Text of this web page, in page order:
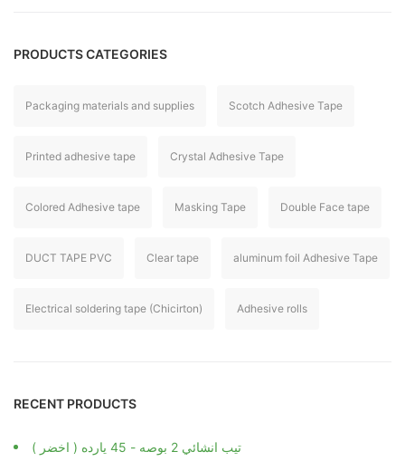
PRODUCTS CATEGORIES
Packaging materials and supplies Scotch Adhesive Tape
Printed adhesive tape Crystal Adhesive Tape
Colored Adhesive tape Masking Tape Double Face tape
DUCT TAPE PVC Clear tape aluminum foil Adhesive Tape
Electrical soldering tape (Chicirton) Adhesive rolls
RECENT PRODUCTS
تيب انشائي 2 بوصه - 45 يارده ( اخضر )